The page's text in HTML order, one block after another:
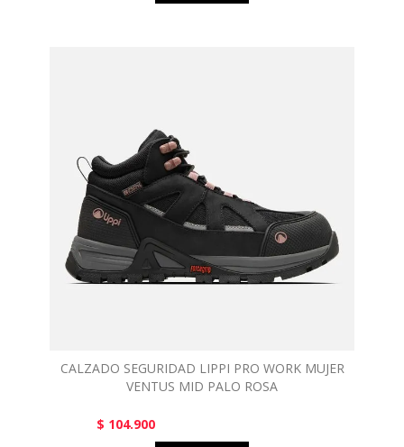
CALZADO SEGURIDAD LIPPI PRO WORK MUJER
VENTUS MID PALO ROSA
$ 104.900